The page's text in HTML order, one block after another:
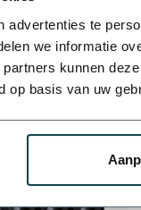
advertenties te
we informatie
kunnen
op basis van uw
mm